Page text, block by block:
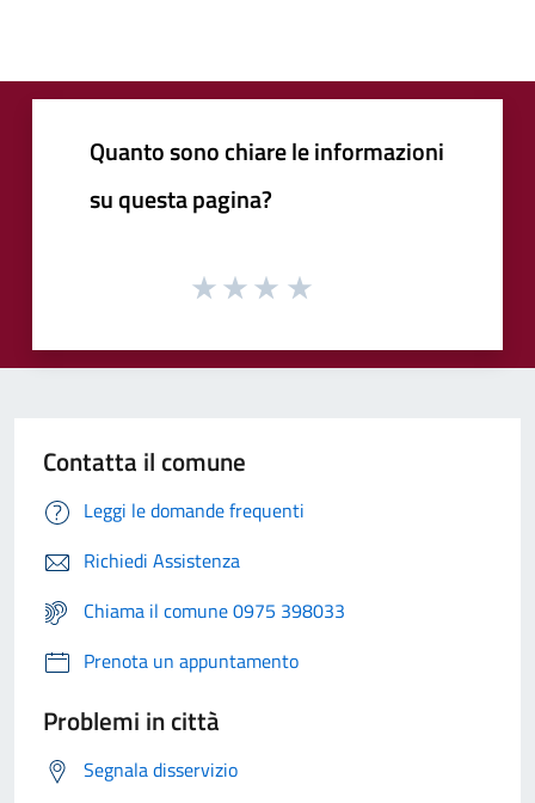
Quanto sono chiare le informazioni
su questa pagina?
Contatta il comune
Leggi le domande frequenti
Richiedi Assistenza
Chiama il comune 0975 398033
Prenota un appuntamento
Problemi in città
Segnala disservizio